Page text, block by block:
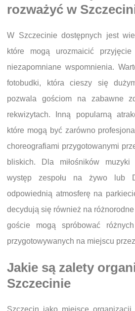
rozważyć w
W Szczecinie dostępnych jest
które mogą urozmaicić
niezapomniane wspomnienia.
fotobudki, która cieszy się
pozwala gościom na zabawne
rekwizytach. Inną popularną
które mogą być zarówno
choreografiami przygotowanymi
bliskich. Dla miłośników muzyki
występ zespołu na żywo lub
odpowiednią atmosferę na
decydują się również na
goście mogą spróbować
przygotowywanych na miejscu
Jakie są zalety
Szczecinie